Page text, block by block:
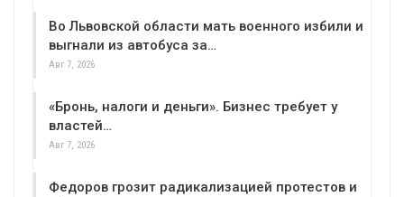
Во Львовской области мать военного избили и
выгнали из автобуса за…
Авг 7, 2026
«Бронь, налоги и деньги». Бизнес требует у
властей…
Авг 7, 2026
Федоров грозит радикализацией протестов и